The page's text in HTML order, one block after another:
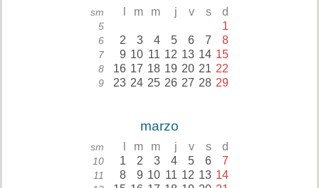
sm m m j v s d
5 1
6 2 3 4 5 6 7 8
7 9 10 11 12 13 14 15
8 16 17 18 19 20 21 22
9 23 24 25 26 27 28 29
marzo
sm m m j v s d
10 1 2 3 4 5 6 7
11 8 9 10 11 12 13 14